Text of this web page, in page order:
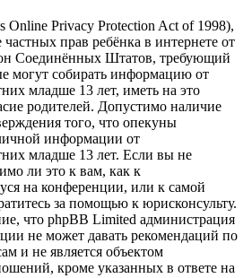
Online Privacy Protection Act of 1998),
прав ребёнка в интернете от
Соединённых Штатов, требующий
могут собирать информацию от
младше 13 лет, иметь на это
родителей. Допустимо наличие
того, что опекуны
информации от
младше 13 лет. Если вы не
ли это к вам, как к
на конференции, или к самой
за помощью к юрисконсульту.
что phpBB Limited администрация
не может давать рекомендаций по
и не является объектом
кроме указанных в ответе на